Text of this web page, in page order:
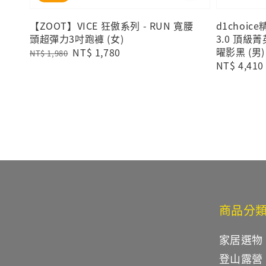
【ZOOT】VICE 狂傲系列 - RUN 寬腰
頭超彈力3吋跑褲 (女)
Regular
NT$ 1,980 Sale
NT$ 1,780
d1choice
3.0 頂級菁
曜影黑 (男)
Regular
NT$ 4,410
商品分
家居選
登山露